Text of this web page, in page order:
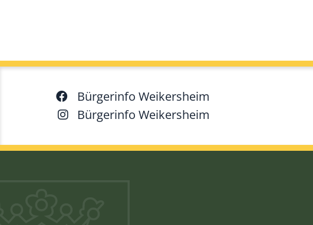
Bürgerinfo Weikersheim
Bürgerinfo Weikersheim